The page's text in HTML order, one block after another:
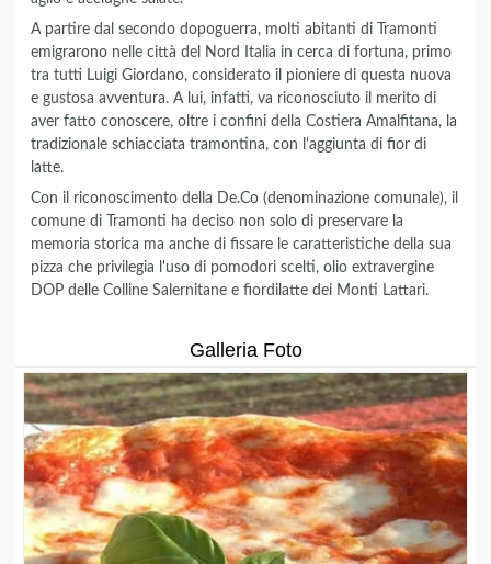
A partire dal secondo dopoguerra, molti abitanti di Tramonti
emigrarono nelle città del Nord Italia in cerca di fortuna, primo
tra tutti Luigi Giordano, considerato il pioniere di questa nuova
e gustosa avventura. A lui, infatti, va riconosciuto il merito di
aver fatto conoscere, oltre i confini della Costiera Amalfitana, la
tradizionale schiacciata tramontina, con l'aggiunta di fior di
latte.
Con il riconoscimento della De.Co (denominazione comunale), il
comune di Tramonti ha deciso non solo di preservare la
memoria storica ma anche di fissare le caratteristiche della sua
pizza che privilegia l'uso di pomodori scelti, olio extravergine
DOP delle Colline Salernitane e fiordilatte dei Monti Lattari.
Galleria Foto